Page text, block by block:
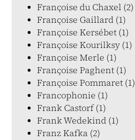
Françoise du Chaxel (2)
Françoise Gaillard (1)
Françoise Kersébet (1)
Françoise Kourilksy (1)
Françoise Merle (1)
Françoise Paghent (1)
Françoise Pommaret (1)
Francophonie (1)
Frank Castorf (1)
Frank Wedekind (1)
Franz Kafka (2)